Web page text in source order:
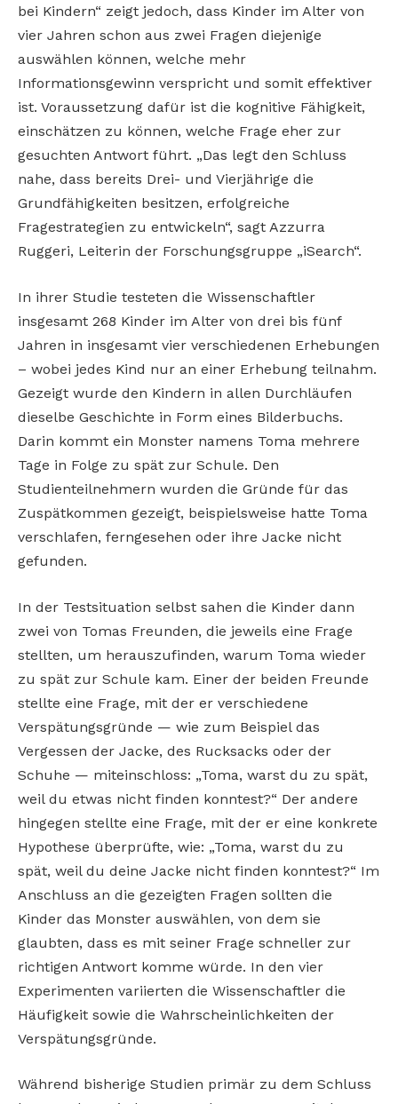
bei Kindern“ zeigt jedoch, dass Kinder im Alter von
vier Jahren schon aus zwei Fragen diejenige
auswählen können, welche mehr
Informationsgewinn verspricht und somit effektiver
ist. Voraussetzung dafür ist die kognitive Fähigkeit,
einschätzen zu können, welche Frage eher zur
gesuchten Antwort führt. „Das legt den Schluss
nahe, dass bereits Drei- und Vierjährige die
Grundfähigkeiten besitzen, erfolgreiche
Fragestrategien zu entwickeln“, sagt Azzurra
Ruggeri, Leiterin der Forschungsgruppe „iSearch“.
In ihrer Studie testeten die Wissenschaftler
insgesamt 268 Kinder im Alter von drei bis fünf
Jahren in insgesamt vier verschiedenen Erhebungen
– wobei jedes Kind nur an einer Erhebung teilnahm.
Gezeigt wurde den Kindern in allen Durchläufen
dieselbe Geschichte in Form eines Bilderbuchs.
Darin kommt ein Monster namens Toma mehrere
Tage in Folge zu spät zur Schule. Den
Studienteilnehmern wurden die Gründe für das
Zuspätkommen gezeigt, beispielsweise hatte Toma
verschlafen, ferngesehen oder ihre Jacke nicht
gefunden.
In der Testsituation selbst sahen die Kinder dann
zwei von Tomas Freunden, die jeweils eine Frage
stellten, um herauszufinden, warum Toma wieder
zu spät zur Schule kam. Einer der beiden Freunde
stellte eine Frage, mit der er verschiedene
Verspätungsgründe — wie zum Beispiel das
Vergessen der Jacke, des Rucksacks oder der
Schuhe — miteinschloss: „Toma, warst du zu spät,
weil du etwas nicht finden konntest?“ Der andere
hingegen stellte eine Frage, mit der er eine konkrete
Hypothese überprüfte, wie: „Toma, warst du zu
spät, weil du deine Jacke nicht finden konntest?“ Im
Anschluss an die gezeigten Fragen sollten die
Kinder das Monster auswählen, von dem sie
glaubten, dass es mit seiner Frage schneller zur
richtigen Antwort komme würde. In den vier
Experimenten variierten die Wissenschaftler die
Häufigkeit sowie die Wahrscheinlichkeiten der
Verspätungsgründe.
Während bisherige Studien primär zu dem Schluss